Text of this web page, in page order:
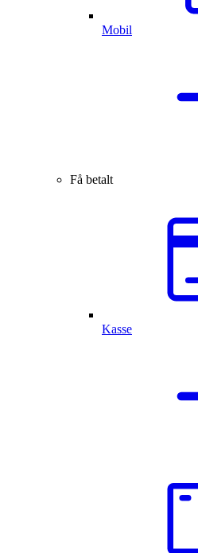
Mobil
Få betalt
Kasse